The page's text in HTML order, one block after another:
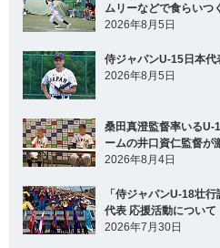
ムリーなどで食らいつ
2026年8月5日
侍ジャパンU-15日本代
2026年8月5日
桑田真澄監督率いるU-
ームの井口資仁監督が
2026年8月4日
「侍ジャパンU-18壮
代表 応援活動について
2026年7月30日